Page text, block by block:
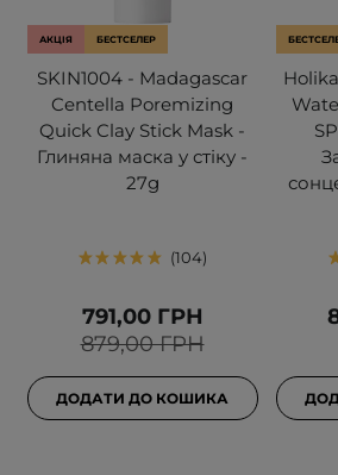
АКЦІЯ БЕСТСЕЛЕР
SKIN1004 - Madagascar
Centella Poremizing
Quick Clay Stick Mask -
Глиняна маска у стіку -
27g
104
879,00 ГРН
791,00 ГРН
ДОДАТИ ДО КОШИКА